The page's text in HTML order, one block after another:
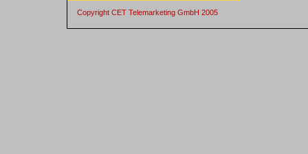
Copyright CET Telemarketing GmbH 2005